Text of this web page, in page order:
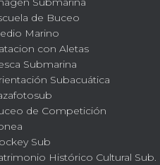
de Buceo
Marino
con Aletas
Submarina
Subacuática
de Competición
Sub
Histórico Cultural Sub.